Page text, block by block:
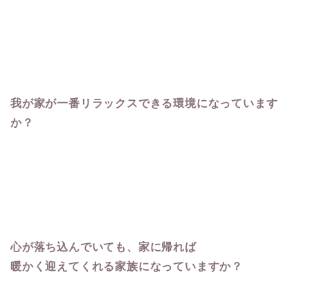
我が家が一番リラックスできる環境になっています
か？
心が落ち込んでいても、家に帰れば
暖かく迎えてくれる家族になっていますか？